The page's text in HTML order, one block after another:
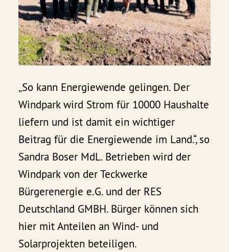
„So kann Energiewende gelingen. Der
Windpark wird Strom für 10000 Haushalte
liefern und ist damit ein wichtiger
Beitrag für die Energiewende im Land.“, so
Sandra Boser MdL. Betrieben wird der
Windpark von der Teckwerke
Bürgerenergie e.G. und der RES
Deutschland GMBH. Bürger können sich
hier mit Anteilen an Wind- und
Solarprojekten beteiligen.